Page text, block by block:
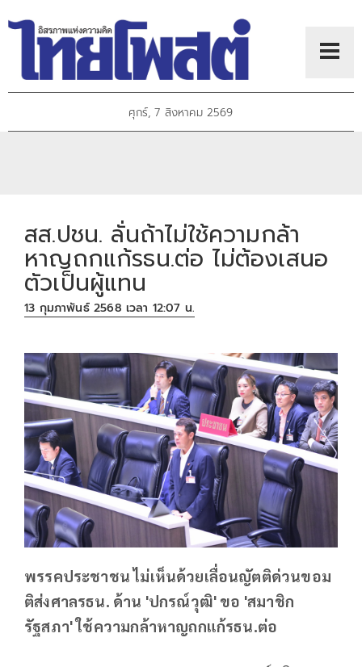
ศุกร์, 7 สิงหาคม 2569
สส.ปชน. ลั่นถ้าไม่ใช้ความกล้า
หาญถกแก้รธน.ต่อ ไม่ต้องเสนอ
ตัวเป็นผู้แทน
13 กุมภาพันธ์ 2568 เวลา 12:07 น.
พรรคประชาชน ไม่เห็นด้วยเลื่อนญัตติด่วนขอม
ติส่งศาลรธน. ด้าน 'ปกรณ์วุฒิ' ขอ 'สมาชิก
รัฐสภา' ใช้ความกล้าหาญถกแก้รธน.ต่อ